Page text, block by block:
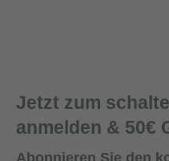
Jetzt zum
anmelden & 50€
Abonnieren Sie den